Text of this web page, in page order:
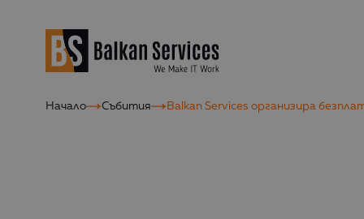
Начало Събития Balkan Services организира